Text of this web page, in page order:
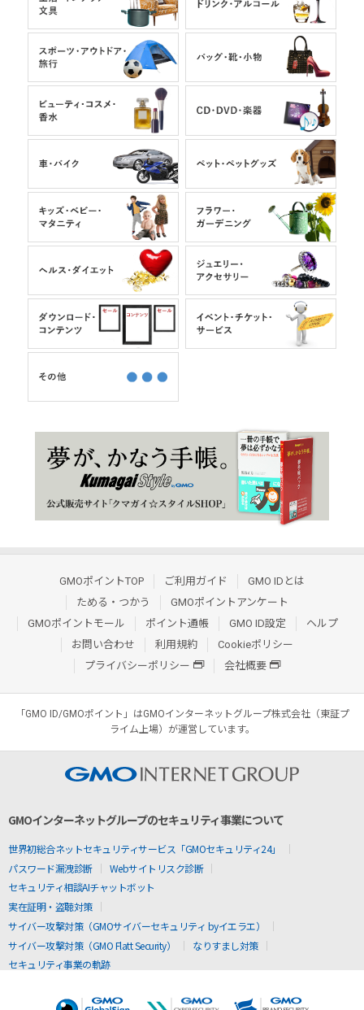
GMOポイントTOP ご利用ガイド
GMO IDとは
ためる・つかう
GMOポイントアンケート
GMOポイントモール
ポイント通帳 GMO ID設定
ヘルプ
お問い合わせ
利用規約
Cookieポリシー
プライバシーポリシー
会社概要
「GMO ID/GMOポイント」はGMOインターネットグループ株式会社（東証プ
ライム上場）が運営しています。
GMOインターネットグループのセキュリティ事業について
世界初総合ネットセキュリティサービス「GMOセキュリティ24」
パスワード漏洩診断
Webサイトリスク診断
セキュリティ相談AIチャットボット
実在証明・盗聴対策
サイバー攻撃対策（GMOサイバーセキュリティ byイエラエ）
サイバー攻撃対策（GMO Flatt Security）
なりすまし対策
セキュリティ事業の軌跡